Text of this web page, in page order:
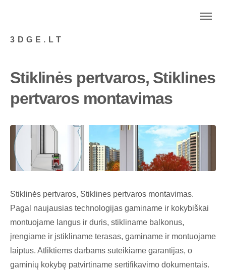
3DGE.LT
Stiklinės pertvaros, Stiklines
pertvaros montavimas
Stiklinės pertvaros, Stiklines pertvaros montavimas.
Pagal naujausias technologijas gaminame ir kokybiškai
montuojame langus ir duris, stikliname balkonus,
įrengiame ir įstikliname terasas, gaminame ir montuojame
laiptus. Atliktiems darbams suteikiame garantijas, o
gaminių kokybę patvirtiname sertifikavimo dokumentais.